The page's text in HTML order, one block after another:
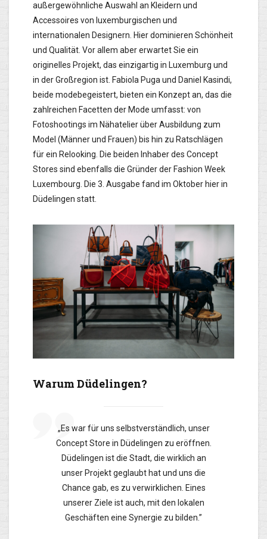
außergewöhnliche Auswahl an Kleidern und
Accessoires von luxemburgischen und
internationalen Designern. Hier dominieren Schönheit
und Qualität. Vor allem aber erwartet Sie ein
originelles Projekt, das einzigartig in Luxemburg und
in der Großregion ist. Fabiola Puga und Daniel Kasindi,
beide modebegeistert, bieten ein Konzept an, das die
zahlreichen Facetten der Mode umfasst: von
Fotoshootings im Nähatelier über Ausbildung zum
Model (Männer und Frauen) bis hin zu Ratschlägen
für ein Relooking. Die beiden Inhaber des Concept
Stores sind ebenfalls die Gründer der Fashion Week
Luxembourg. Die 3. Ausgabe fand im Oktober hier in
Düdelingen statt.
Warum Düdelingen?
„Es war für uns selbstverständlich, unser
Concept Store in Düdelingen zu eröffnen.
Düdelingen ist die Stadt, die wirklich an
unser Projekt geglaubt hat und uns die
Chance gab, es zu verwirklichen. Eines
unserer Ziele ist auch, mit den lokalen
Geschäften eine Synergie zu bilden.”